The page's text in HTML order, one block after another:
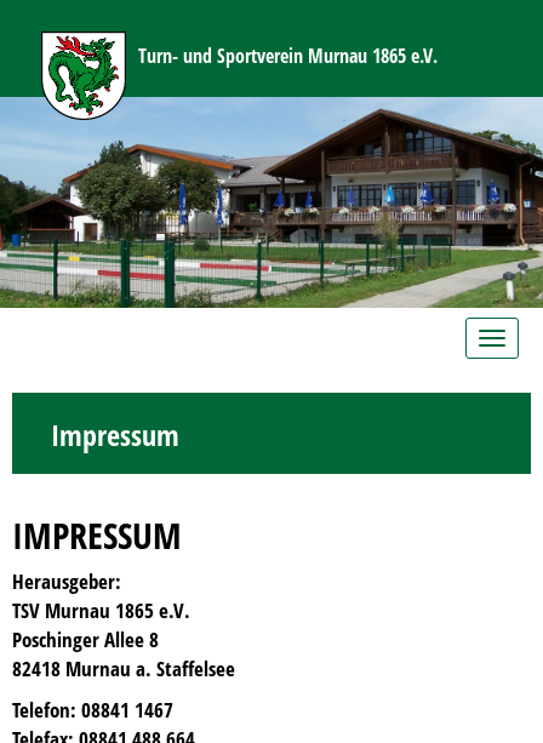
Turn- und Sportverein Murnau 1865 e.V.
Toggle
Impressum
IMPRESSUM
Herausgeber:
TSV Murnau 1865 e.V.
Poschinger Allee 8
82418 Murnau a. Staffelsee
Telefon: 08841 1467